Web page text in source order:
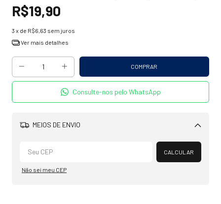
R$19,90
3 x de R$6,63 sem juros
Ver mais detalhes
Consulte-nos pelo WhatsApp
MEIOS DE ENVIO
Alterar CEP
CALCULAR
Não sei meu CEP